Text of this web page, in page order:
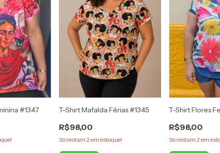
#1347 T-Shirt Mafalda Férias #1345
R$98,00
Só restam 2 em estoque!
T-Shirt Flores
R$98,00
Só restam2 em